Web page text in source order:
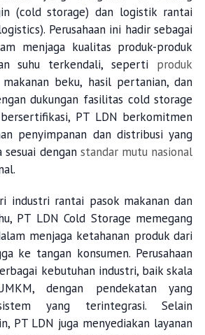
(cold storage) dan logistik rantai
Perusahaan ini hadir sebagai
menjaga kualitas produk-produk
suhu terkendali, seperti produk
beku, hasil pertanian, dan
dukungan fasilitas cold storage
PT LDN berkomitmen
penyimpanan dan distribusi yang
sesuai dengan standar mutu nasional
industri rantai pasok makanan dan
PT LDN Cold Storage memegang
menjaga ketahanan produk dari
ke tangan konsumen. Perusahaan
kebutuhan industri, baik skala
dengan pendekatan yang
yang terintegrasi. Selain
PT LDN juga menyediakan layanan